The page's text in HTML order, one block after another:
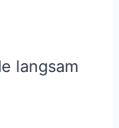
langsam